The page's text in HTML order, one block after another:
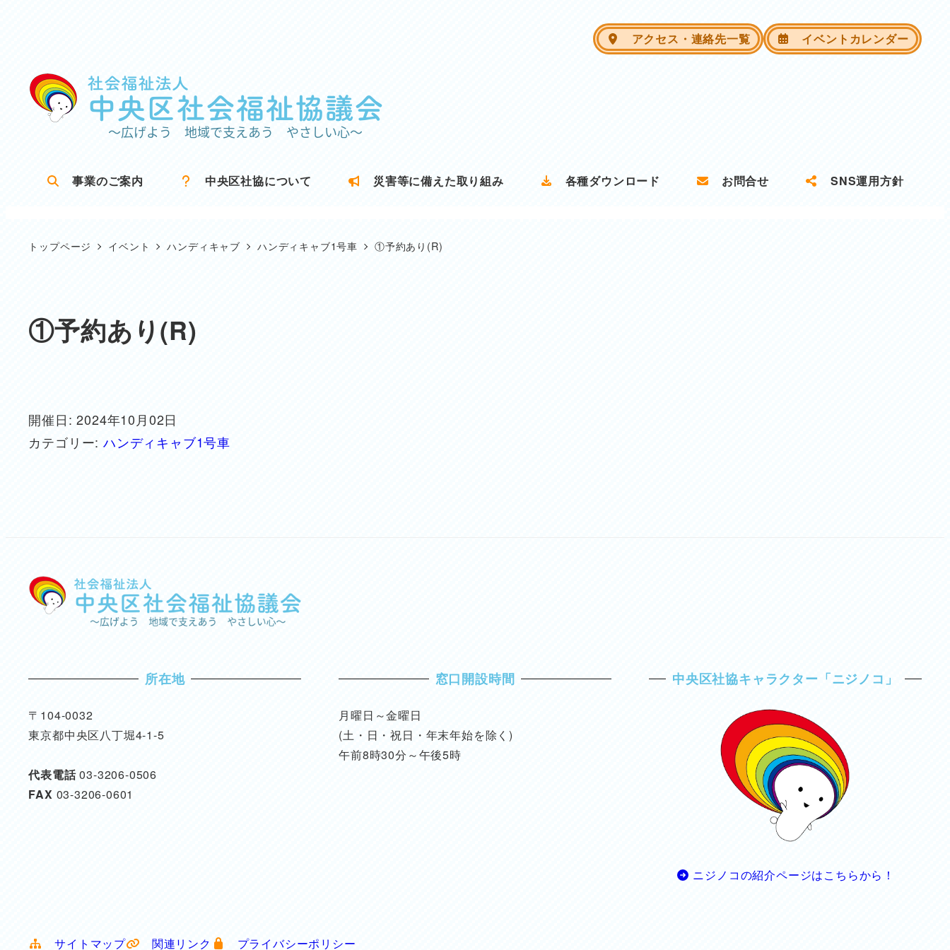
アクセス・連絡先一覧 イベントカレンダー
事業のご案内 中央区社協について 災害等に備えた取り組み 各種ダウンロード お問合せ SNS運用方針
トップページ イベント ハンディキャブ ハンディキャブ1号車 ①予約あり(R)
①予約あり(R)
開催日: 2024年10月02日
カテゴリー: ハンディキャブ1号車
所在地
〒104-0032
東京都中央区八丁堀4-1-5
代表電話03-3206-0506
FAX 03-3206-0601
窓口開設時間
月曜日～金曜日
(土・日・祝日・年末年始を除く)
午前8時30分～午後5時
中央区社協キャラクター「ニジノコ」
ニジノコの紹介ページはこちらから！
サイトマップ 関連リンク プライバシーポリシー